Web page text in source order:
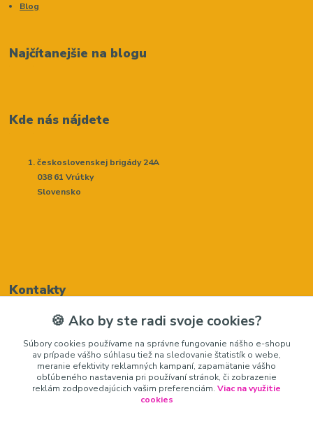
Blog
Najčítanejšie na blogu
Kde nás nájdete
československej brigády 24A
038 61 Vrútky
Slovensko
Kontakty
+421948050205
(Po-Pia, 8-16 hod.)
zariadeniedosalonu@gmail.com
🍪 Ako by ste radi svoje cookies?
Súbory cookies používame na správne fungovanie nášho e-shopu
av prípade vášho súhlasu tiež na sledovanie štatistík o webe,
meranie efektivity reklamných kampaní, zapamätanie vášho
obľúbeného nastavenia pri používaní stránok, či zobrazenie
reklám zodpovedajúcich vašim preferenciám. Viac na využitie
cookies